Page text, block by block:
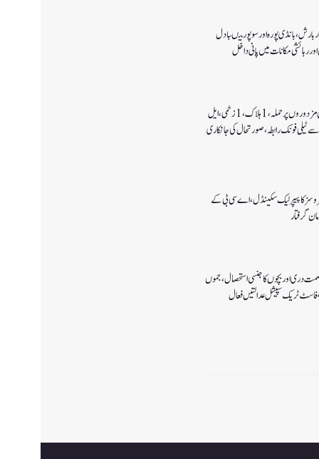
پورہ اور سوپور میںبادل
رہائشی مکانات میں پانی داخل
کولگام میں غیر مقامی مزدوروں پر حملہ،1ہلاک،1زخمی،ایل
ٹیلی فونک رابطہ، صورتحال کی جانکاری
کا پیپر لیک سکینڈل،اے سی بی کے
دری اور بچوں کا جنسی استحصال،جموں